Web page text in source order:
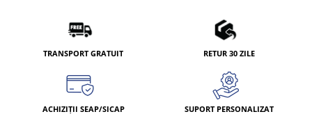
TRANSPORT GRATUIT RETUR 30 ZILE
ACHIZIȚII SEAP/SICAP SUPORT PERSONALIZAT